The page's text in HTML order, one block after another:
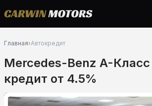
Главная›Автокредит
Mercedes-Benz A-Класс
кредит от 4.5%